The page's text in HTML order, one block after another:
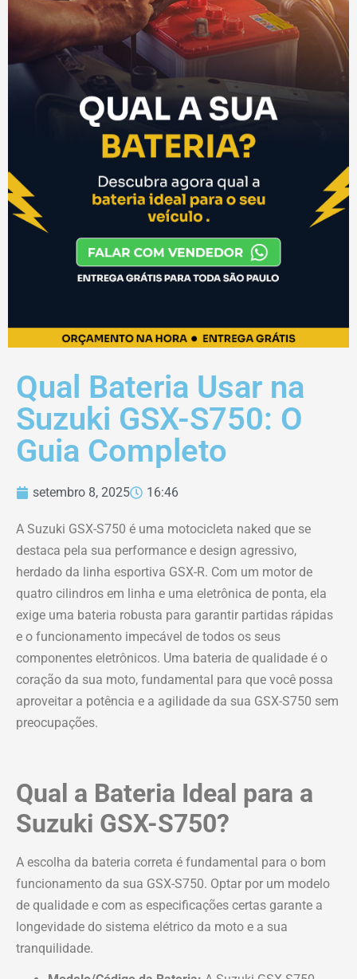
Qual Bateria Usar na
Suzuki GSX-S750: O
Guia Completo
setembro 8, 2025 16:46
A Suzuki GSX-S750 é uma motocicleta naked que se
destaca pela sua performance e design agressivo,
herdado da linha esportiva GSX-R. Com um motor de
quatro cilindros em linha e uma eletrônica de ponta, ela
exige uma bateria robusta para garantir partidas rápidas
e o funcionamento impecável de todos os seus
componentes eletrônicos. Uma bateria de qualidade é o
coração da sua moto, fundamental para que você possa
aproveitar a potência e a agilidade da sua GSX-S750 sem
preocupações.
Qual a Bateria Ideal para a
Suzuki GSX-S750?
A escolha da bateria correta é fundamental para o bom
funcionamento da sua GSX-S750. Optar por um modelo
de qualidade e com as especificações certas garante a
longevidade do sistema elétrico da moto e a sua
tranquilidade.